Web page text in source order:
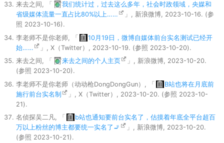
来去之间, 「
我们统计过，过去这么多年，社会时政领域，央媒和
省级媒体流量一直占比80%以上……
」, 新浪微博, 2023-10-16. (参
照 2023-10-16).
李老师不是你老师, 「
10月19日，微博自媒体前台实名测试已经开
始……
」, X（Twitter）, 2023-10-19. (参照 2023-10-20).
来去之间, 「
来去之间的个人主页
」, 新浪微博, 2023-10-20.
(参照 2023-10-20).
李老师不是你老师（动动枪DongDongGun）, 「
B站也将在月底前
施行前台实名制
」, X（Twitter）, 2023-10-20. (参照 2023-10-
21).
名侦探吴二凡, 「
b站也通知要前台实名了，估摸着年底全平台超百
万以上粉丝的博主都要统一实名了🚬
」, 新浪微博, 2023-10-20.
(参照 2023-10-21).